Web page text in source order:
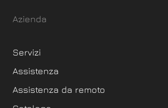
Azienda
Servizi
Assistenza
Assistenza da remoto